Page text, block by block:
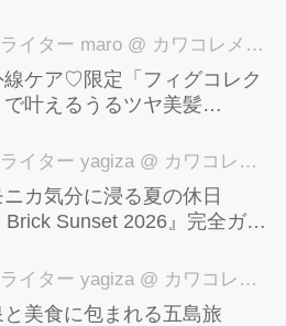
イター maro @ カワコレメディア編集部
線ケア♡限定「フィグコレク
で叶えるうるツヤ美髪
イター yagiza @ カワコレメディア編集部
カ気分に浸る夏の休日
Sunset 2026』完全ガイ
イター yagiza @ カワコレメディア編集部
美食に包まれる五島旅